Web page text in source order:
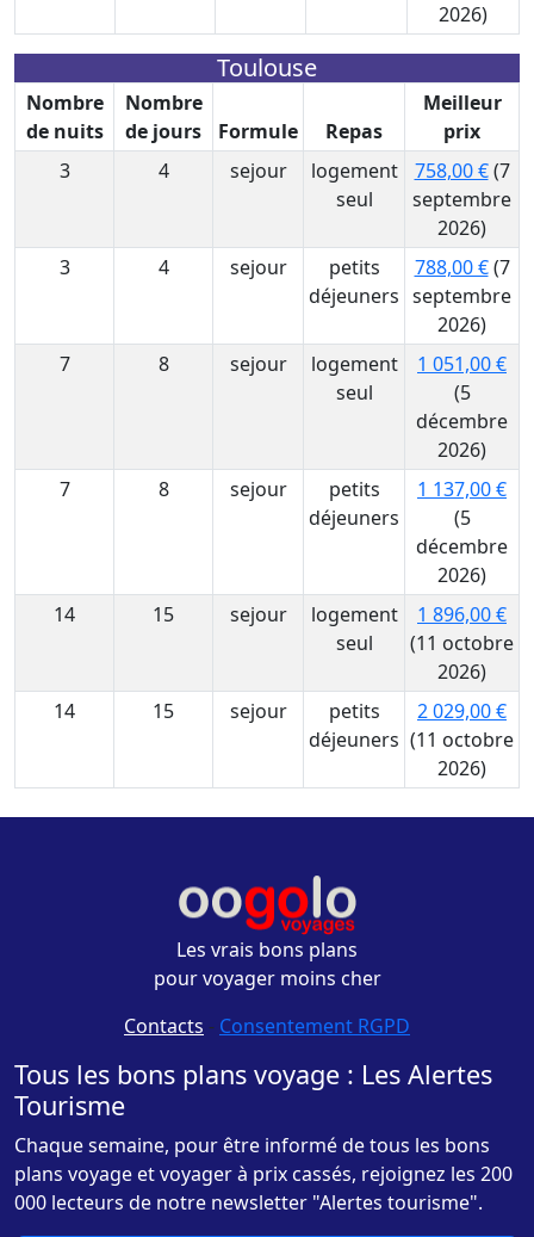
2026)
Toulouse
Nombre
de nuits
Nombre
de jours
Formule Repas
Meilleur
prix
3
4 sejour
logement
seul
758,00 €(7
septembre
2026)
3
4 sejour
petits
déjeuners
788,00 €(7
septembre
2026)
7
8 sejour
logement
seul
1 051,00 €
(5
décembre
2026)
7
8 sejour
petits
déjeuners
1 137,00 €
(5
décembre
2026)
14
15 sejour
logement
seul
1 896,00 €
(11 octobre
2026)
14
15 sejour
petits
déjeuners
2 029,00 €
(11 octobre
2026)
Les vrais bons plans
pour voyager moins cher
Contacts - Consentement RGPD
Tous les bons plans voyage : Les Alertes
Tourisme
Chaque semaine, pour être informé de tous les bons
plans voyage et voyager à prix cassés, rejoignez les 200
000 lecteurs de notre newsletter "Alertes tourisme".